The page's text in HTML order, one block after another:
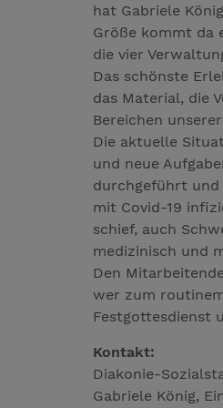
hat Gabriele
Größe kommt da
die vier
Das schönste
das Material, die
Bereichen
Die aktuelle
und neue
durchgeführt und
mit Covid-19
schief, auch
medizinisch und
Den
wer zum
Festgottesdienst
Kontakt:
Diakonie-
Gabriele König,